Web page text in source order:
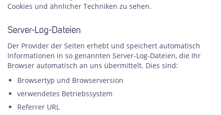
Cookies und ähnlicher Techniken zu sehen.
Server-Log-Dateien
Der Provider der Seiten erhebt und speichert automatisch
Informationen in so genannten Server-Log-Dateien, die Ihr
Browser automatisch an uns übermittelt. Dies sind:
Browsertyp und Browserversion
verwendetes Betriebssystem
Referrer URL